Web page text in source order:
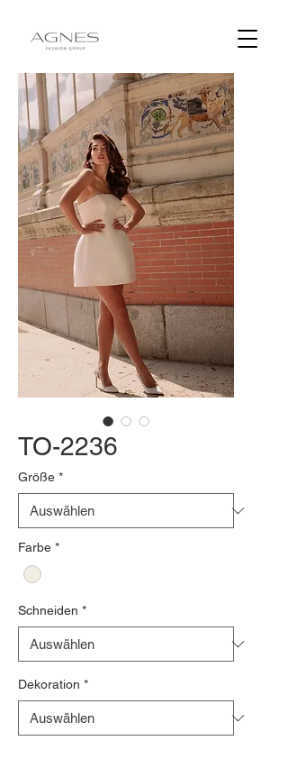
TO-2236
Größe *
Farbe *
Schneiden *
Dekoration *